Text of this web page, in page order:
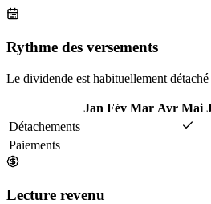
Rythme des versements
Le dividende est habituellement détaché
Jan Fév Mar Avr Mai
Détachements
Paiements
Lecture revenu